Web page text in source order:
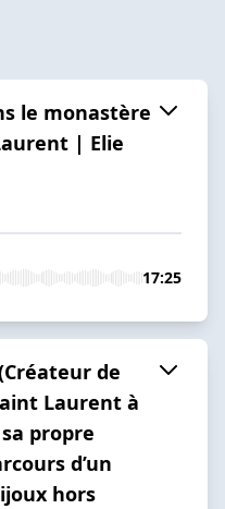
le monastère
| Elie
17:25
de
Laurent à
propre
d’un
hors